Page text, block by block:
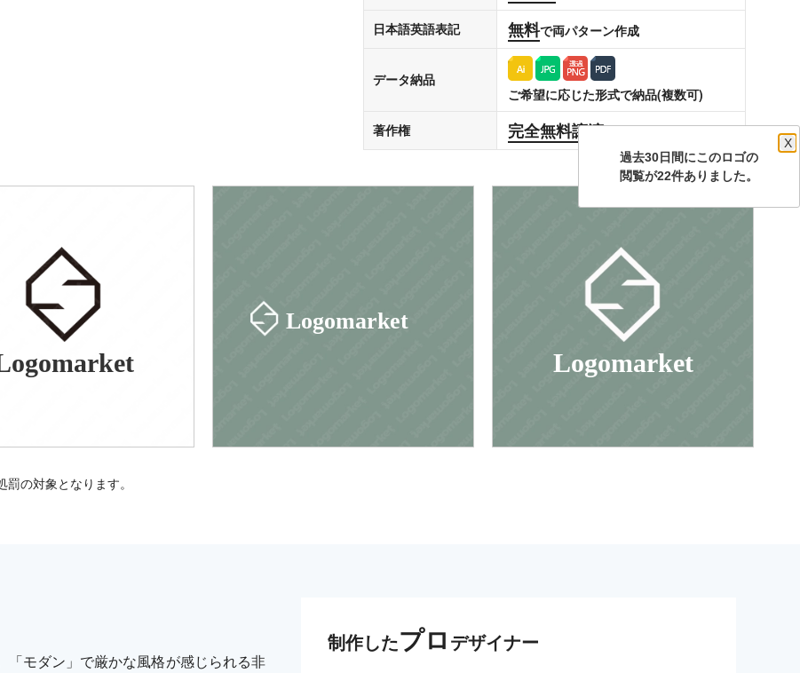
日本語英語表記 無料で両パターン作成
データ納品
ご希望に応じた形式で納品(複数可)
著作権
完全無料譲渡します
Logomarket
Logomarket
の対象となります。
「モダン」で厳かな風格が感じられる非
制作したプロ デザイナー
過去30日間にこのロゴの
X
閲覧が22件ありました。